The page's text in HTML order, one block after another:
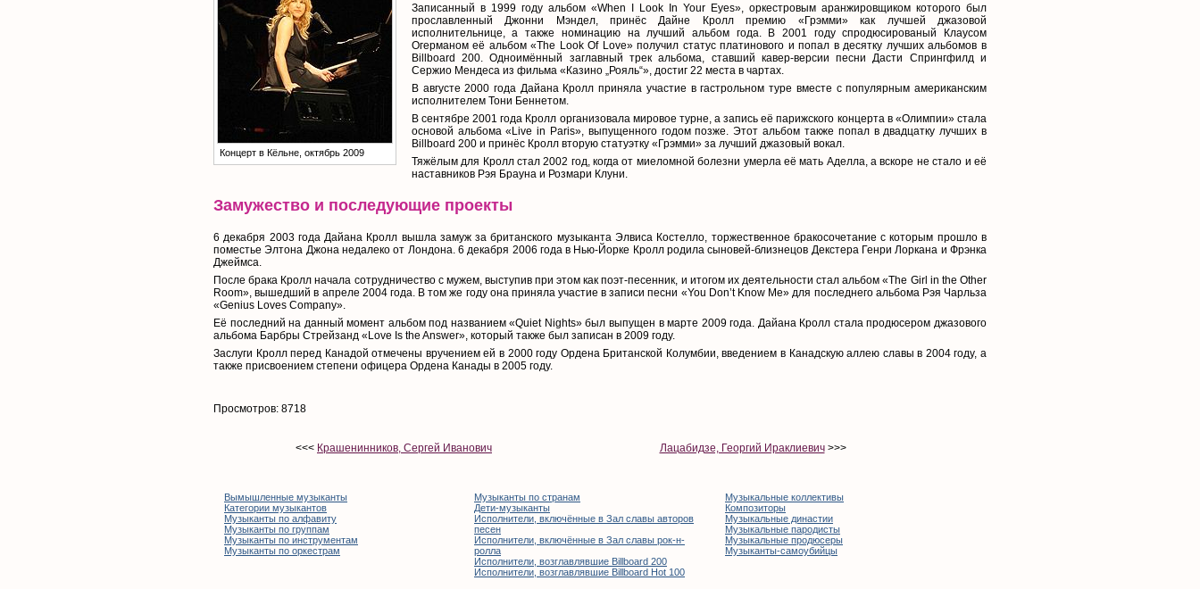
Концерт в Кёльне, октябрь 2009
Записанный в 1999 году альбом «When I Look In Your Eyes», оркестровым аранжировщиком которого был
прославленный Джонни Мэндел, принёс Дайне Кролл премию «Грэмми» как лучшей джазовой
исполнительнице, а также номинацию на лучший альбом года. В 2001 году спродюсированый Клаусом
Огерманом её альбом «The Look Of Love» получил статус платинового и попал в десятку лучших альбомов в
Billboard 200. Одноимённый заглавный трек альбома, ставший кавер-версии песни Дасти Спрингфилд и
Сержио Мендеса из фильма «Казино „Рояль“», достиг 22 места в чартах.
В августе 2000 года Дайана Кролл приняла участие в гастрольном туре вместе с популярным американским
исполнителем Тони Беннетом.
В сентябре 2001 года Кролл организовала мировое турне, а запись её парижского концерта в «Олимпии» стала
основой альбома «Live in Paris», выпущенного годом позже. Этот альбом также попал в двадцатку лучших в
Billboard 200 и принёс Кролл вторую статуэтку «Грэмми» за лучший джазовый вокал.
Тяжёлым для Кролл стал 2002 год, когда от миеломной болезни умерла её мать Аделла, а вскоре не стало и её
наставников Рэя Брауна и Розмари Клуни.
Замужество и последующие проекты
6 декабря 2003 года Дайана Кролл вышла замуж за британского музыканта Элвиса Костелло, торжественное бракосочетание с которым прошло в
поместье Элтона Джона недалеко от Лондона. 6 декабря 2006 года в Нью-Йорке Кролл родила сыновей-близнецов Декстера Генри Лоркана и Фрэнка
Джеймса.
После брака Кролл начала сотрудничество с мужем, выступив при этом как поэт-песенник, и итогом их деятельности стал альбом «The Girl in the Other
Room», вышедший в апреле 2004 года. В том же году она приняла участие в записи песни «You Don’t Know Me» для последнего альбома Рэя Чарльза
«Genius Loves Company».
Её последний на данный момент альбом под названием «Quiet Nights» был выпущен в марте 2009 года. Дайана Кролл стала продюсером джазового
альбома Барбры Стрейзанд «Love Is the Answer», который также был записан в 2009 году.
Заслуги Кролл перед Канадой отмечены вручением ей в 2000 году Ордена Британской Колумбии, введением в Канадскую аллею славы в 2004 году, а
также присвоением степени офицера Ордена Канады в 2005 году.
Просмотров: 8718
<<< Крашенинников, Сергей Иванович Лацабидзе, Георгий Ираклиевич>>>
Вымышленные музыканты
Категории музыкантов
Музыканты по алфавиту
Музыканты по группам
Музыканты по инструментам
Музыканты по оркестрам
Музыканты по странам
Дети-музыканты
Исполнители, включённые в Зал славы авторов
песен
Исполнители, включённые в Зал славы рок-н-
ролла
Исполнители, возглавлявшие Billboard 200
Исполнители, возглавлявшие Billboard Hot 100
Музыкальные коллективы
Композиторы
Музыкальные династии
Музыкальные пародисты
Музыкальные продюсеры
Музыканты-самоубийцы